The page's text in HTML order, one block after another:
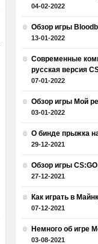
04-02-2022
Обзор игры
13-01-2022
Современные
русская версия
07-01-2022
Обзор игры Мой
03-01-2022
О бинде прыжка
29-12-2021
Обзор игры CS:GO
27-12-2021
Как играть в
07-12-2021
Немного об игре
03-08-2021